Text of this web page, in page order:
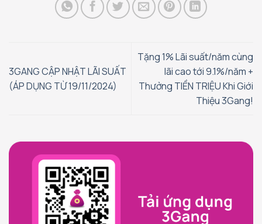
3GANG CẬP NHẬT LÃI SUẤT
(ÁP DỤNG TỪ 19/11/2024)
Tặng 1% Lãi suất/năm cùng
lãi cao tới 9.1%/năm +
Thưởng TIỀN TRIỆU Khi Giới
Thiệu 3Gang!